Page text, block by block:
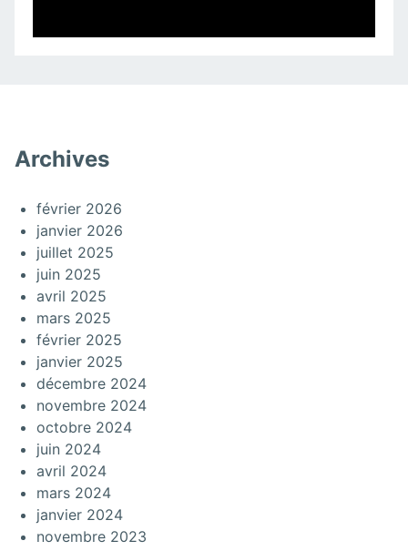
Archives
février 2026
janvier 2026
juillet 2025
juin 2025
avril 2025
mars 2025
février 2025
janvier 2025
décembre 2024
novembre 2024
octobre 2024
juin 2024
avril 2024
mars 2024
janvier 2024
novembre 2023